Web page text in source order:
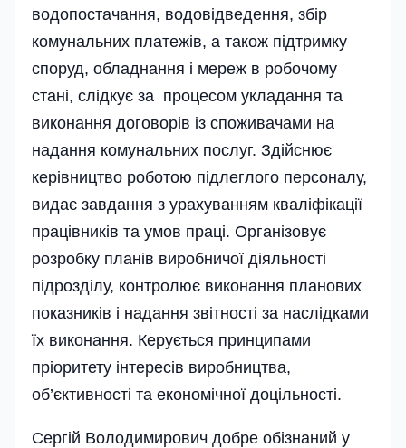
водопостачання, водовідведення, збір
комунальних платежів, а також підтримку
споруд, обладнання і мереж в робочому
стані, слідкує за процесом укладання та
виконання договорів із споживачами на
надання комунальних послуг. Здійснює
керівництво роботою підлеглого персоналу,
видає завдання з урахуванням кваліфікації
працівників та умов праці. Організовує
розробку планів виробничої діяльності
підрозділу, контролює виконання планових
показників і надання звітності за наслід­ками
їх виконання. Керується принципами
пріоритету інтересів виробництва,
об’єктивності та економічної доці­льності.
Сергій Володимирович добре обізнаний у